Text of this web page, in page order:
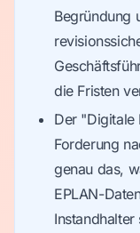
Begründung
die Fristen
Der "Digitale
Forderung
genau das,
EPLAN-